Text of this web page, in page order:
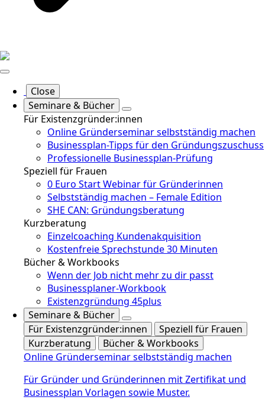
Close
Seminare & Bücher
Für Existenzgründer:innen
Online Gründerseminar selbstständig machen
Businessplan-Tipps für den Gründungszuschuss
Professionelle Businessplan-Prüfung
Speziell für Frauen
0 Euro Start Webinar für Gründerinnen
Selbstständig machen – Female Edition
SHE CAN: Gründungsberatung
Kurzberatung
Einzelcoaching Kundenakquisition
Kostenfreie Sprechstunde 30 Minuten
Bücher & Workbooks
Wenn der Job nicht mehr zu dir passt
Businessplaner-Workbook
Existenzgründung 45plus
Seminare & Bücher
Für Existenzgründer:innen
Speziell für Frauen
Kurzberatung
Bücher & Workbooks
Online Gründerseminar selbstständig machen
Für Gründer und Gründerinnen mit Zertifikat und
Businessplan Vorlagen sowie Muster.